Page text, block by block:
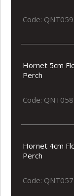
Code: QNT059
Hornet 5cm
Perch
Code: QNT058
Hornet 4cm
Perch
Code: QNT057